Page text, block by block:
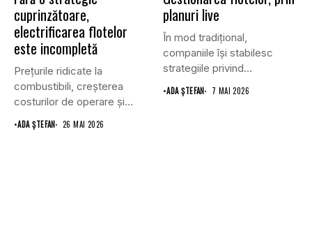
cuprinzătoare,
electrificarea flotelor
este incompletă
Prețurile ridicate la
combustibili, creșterea
costurilor de operare și
noile reglementări
sporesc...
•ADA ȘTEFAN 26 MAI 2026
planuri live
În mod tradițional,
companiile își stabilesc
strategiile privind
gestionarea flotei auto la...
•ADA ȘTEFAN 7 MAI 2026